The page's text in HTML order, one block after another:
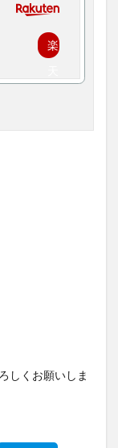
楽
しくお願いしま